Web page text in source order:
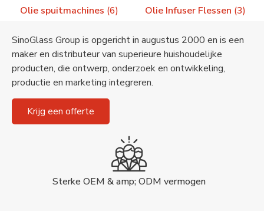
Olie spuitmachines (6) Olie Infuser Flessen (3)
SinoGlass Group is opgericht in augustus 2000 en is een
maker en distributeur van superieure huishoudelijke
producten, die ontwerp, onderzoek en ontwikkeling,
productie en marketing integreren.
Krijg een offerte
Sterke OEM & amp; ODM vermogen